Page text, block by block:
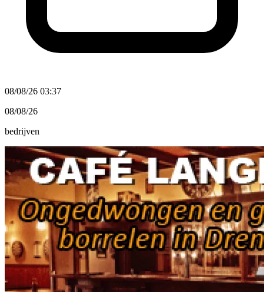
08/08/26 03:37
08/08/26
bedrijven